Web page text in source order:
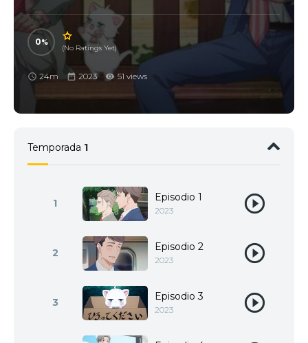
0
(No Ratings Yet)
24m 2023 51 views
Temporada 1
1 Episodio 1
2023
2 Episodio 2
2023
3 Episodio 3
2023